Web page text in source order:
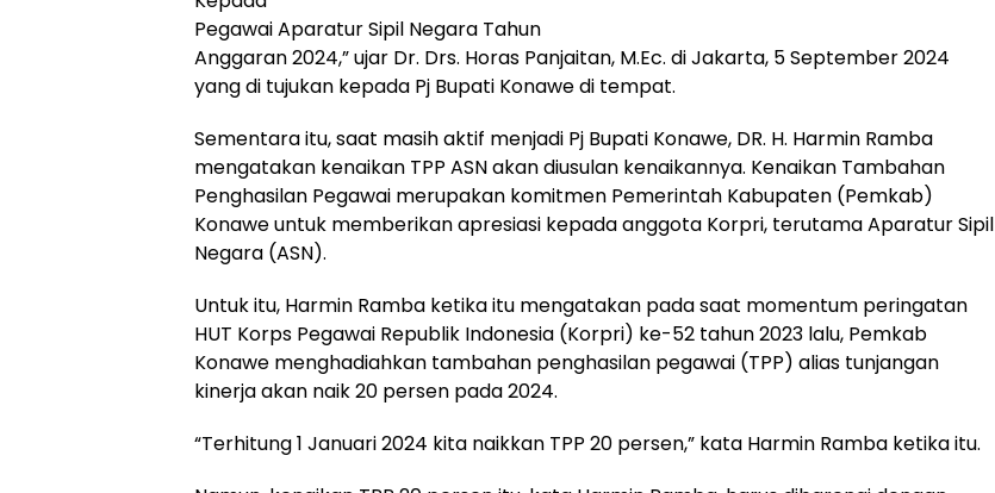
Pegawai Aparatur Sipil Negara Tahun
Anggaran 2024,” ujar Dr. Drs. Horas Panjaitan, M.Ec. di Jakarta, 5 September 2024
yang di tujukan kepada Pj Bupati Konawe di tempat.
Sementara itu, saat masih aktif menjadi Pj Bupati Konawe, DR. H. Harmin Ramba
mengatakan kenaikan TPP ASN akan diusulan kenaikannya. Kenaikan Tambahan
Penghasilan Pegawai merupakan komitmen Pemerintah Kabupaten (Pemkab)
Konawe untuk memberikan apresiasi kepada anggota Korpri, terutama Aparatur Sipil
Negara (ASN).
Untuk itu, Harmin Ramba ketika itu mengatakan pada saat momentum peringatan
HUT Korps Pegawai Republik Indonesia (Korpri) ke-52 tahun 2023 lalu, Pemkab
Konawe menghadiahkan tambahan penghasilan pegawai (TPP) alias tunjangan
kinerja akan naik 20 persen pada 2024.
“Terhitung 1 Januari 2024 kita naikkan TPP 20 persen,” kata Harmin Ramba ketika itu.